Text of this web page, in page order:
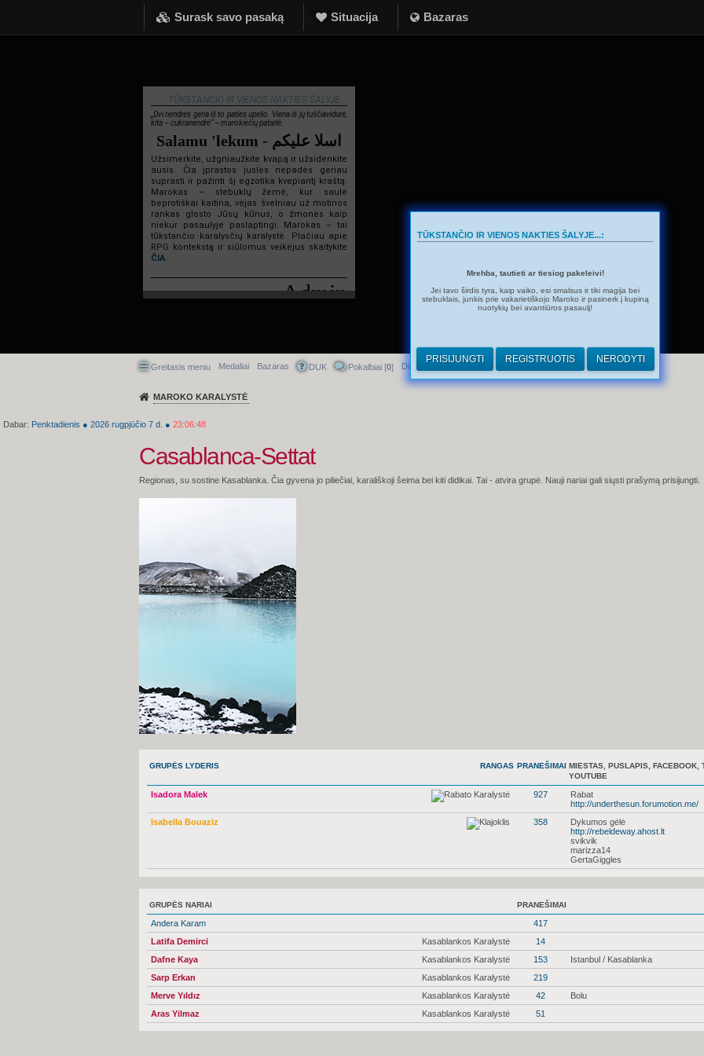
Surask savo pasaką Situacija Bazaras
TŪKSTANČIO IR VIENOS NAKTIES ŠALYJE...
„Dvi nendrės geria iš to paties upelio. Viena iš jų tuščiavidurė,
kita – cukranendrė“ – marokiečių patarlė.
Salamu 'lekum - اسلا عليكم
Užsimerkite, užgniaužkite kvapą ir užsidenkite
ausis. Čia įprastos juslės nepadės geriau
suprasti ir pažinti šį egzotika kvepiantį kraštą.
Marokas – stebuklų žemė, kur saulė
beprotiškai kaitina, vėjas švelniau už motinos
rankas glosto Jūsų kūnus, o žmonės kaip
niekur pasaulyje paslaptingi. Marokas – tai
tūkstančio karalysčių karalystė. Plačiau apie
RPG kontekstą ir siūlomus veikėjus skaitykite
ČIA.
Admin
Greitasis meniu Medaliai Bazaras DUK Pokalbiai [0] Dirhamai
MAROKO KARALYSTĖ
Dabar: Penktadienis ● 2026 rugpjūčio 7 d. ● 23:06:49
TŪKSTANČIO IR VIENOS NAKTIES ŠALYJE...:
Mrehba, tautieti ar tiesiog pakeleivi!
Jei tavo širdis tyra, kaip vaiko, esi smalsus ir tiki magija bei
stebuklais, junkis prie vakarietiškojo Maroko ir pasinerk į kupiną
nuotykių bei avantiūros pasaulį!
PRISIJUNGTI REGISTRUOTIS NERODYTI
Casablanca-Settat
Regionas, su sostine Kasablanka. Čia gyvena jo piliečiai, karališkoji šeima bei kiti didikai. Tai - atvira grupė. Nauji nariai gali siųsti prašymą prisijungti.
RANGAS
GRUPĖS LYDERIS PRANEŠIMAI MIESTAS, PUSLAPIS, FACEBOOK,
YOUTUBE
Isadora Malek 927
Rabat
http://underthesun.forumotion.me/
Isabella Bouaziz 358
Dykumos gėlė
http://rebeldeway.ahost.lt
svikvik
marizza14
GertaGiggles
GRUPĖS NARIAI PRANEŠIMAI
Andera Karam 417
Kasablankos Karalystė
Latifa Demirci 14
Kasablankos Karalystė
Dafne Kaya 153 Istanbul / Kasablanka
Kasablankos Karalystė
Sarp Erkan 219
Kasablankos Karalystė
Merve Yıldız 42 Bolu
Kasablankos Karalystė
Aras Yilmaz 51